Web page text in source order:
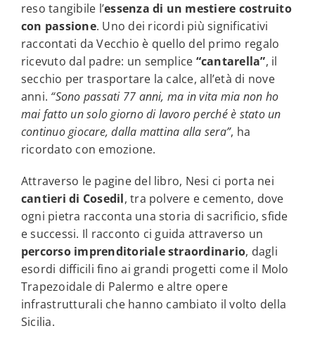
reso tangibile l’essenza di un mestiere costruito
con passione. Uno dei ricordi più significativi
raccontati da Vecchio è quello del primo regalo
ricevuto dal padre: un semplice “cantarella”, il
secchio per trasportare la calce, all’età di nove
anni. “Sono passati 77 anni, ma in vita mia non ho
mai fatto un solo giorno di lavoro perché è stato un
continuo giocare, dalla mattina alla sera”, ha
ricordato con emozione.
Attraverso le pagine del libro, Nesi ci porta nei
cantieri di Cosedil, tra polvere e cemento, dove
ogni pietra racconta una storia di sacrificio, sfide
e successi. Il racconto ci guida attraverso un
percorso imprenditoriale straordinario, dagli
esordi difficili fino ai grandi progetti come il Molo
Trapezoidale di Palermo e altre opere
infrastrutturali che hanno cambiato il volto della
Sicilia.